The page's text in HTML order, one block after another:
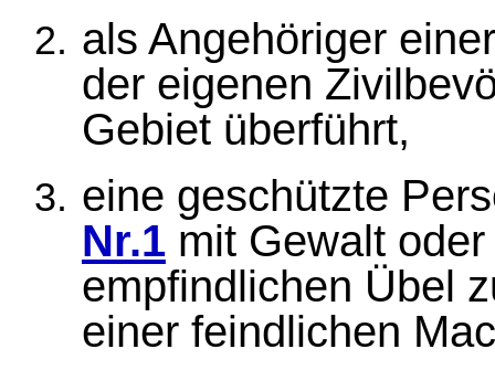
als Angehöriger
der eigenen
Gebiet überführt,
eine geschützte
Nr.1mit Gewalt oder
empfindlichen Übel
einer feindlichen